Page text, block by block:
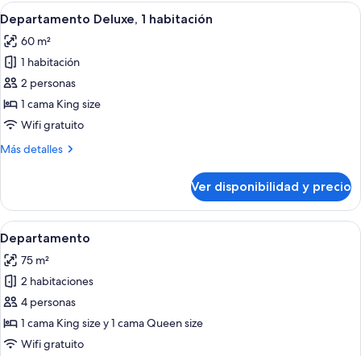
Ver
todas
las
fotos
de
Departamento
Deluxe,
habitación
Ropa de cama de alta calidad y
7
Departamento Deluxe, 1 habitación
60 m²
1 habitación
2 personas
1 cama King size
Wifi gratuito
Más detalles
Más
Deluxe,
habitación
Ver disponibilidad y precio
Ver
todas
las
fotos
de
Departamento
Una cocina moderna con comedor,
9
Departamento
75 m²
2 habitaciones
4 personas
1 cama King size y 1 cama Queen size
Wifi gratuito